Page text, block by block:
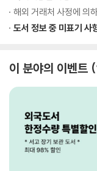
해외 거래처 사정에 의
도서 정보 중 미표기 사
이 분야의 이벤트